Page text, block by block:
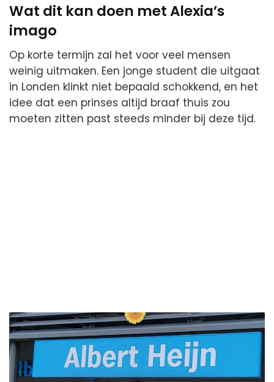
Wat dit kan doen met Alexia’s
imago
Op korte termijn zal het voor veel mensen
weinig uitmaken. Een jonge student die uitgaat
in Londen klinkt niet bepaald schokkend, en het
idee dat een prinses altijd braaf thuis zou
moeten zitten past steeds minder bij deze tijd.